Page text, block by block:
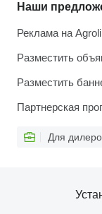
Наши
Реклама на
Разместить
Разместить
Партнерская
Для